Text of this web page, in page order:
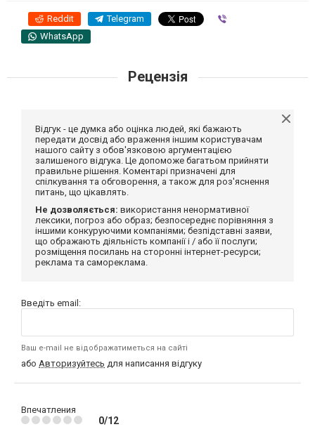
Reddit Telegram
WhatsApp
Рецензія
Відгук - це думка або оцінка людей, які бажають
передати досвід або враження іншим користувачам
нашого сайту з обов'язковою аргументацією
залишеного відгука. Це допоможе багатьом прийняти
правильне рішення. Коментарі призначені для
спілкування та обговорення, а також для роз'яснення
питань, що цікавлять.
Не дозволяється: використання ненормативної
лексики, погроз або образ; безпосереднє порівняння з
іншими конкуруючими компаніями; безпідставні заяви,
що ображають діяльність компанії і / або її послуги;
розміщення посилань на сторонні інтернет-ресурси;
реклама та самореклама.
Введіть email:
Ваш e-mail не відображатиметься на сайті
або Авторизуйтесь для написання відгуку
Впечатления
0/12